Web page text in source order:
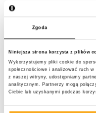
Zgoda
Niniejsza strona korzysta z plików
Wykorzystujemy pliki cookie do
społecznościowe i analizować ruch
z naszej witryny, udostępniamy
analitycznym. Partnerzy mogą
Ciebie lub uzyskanymi podczas